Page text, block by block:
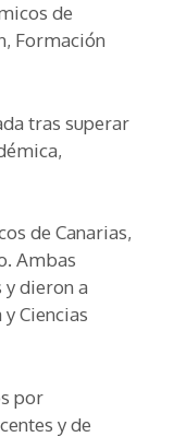
de
Formación
tras superar
de Canarias,
Ambas
dieron a
Ciencias
por
y de